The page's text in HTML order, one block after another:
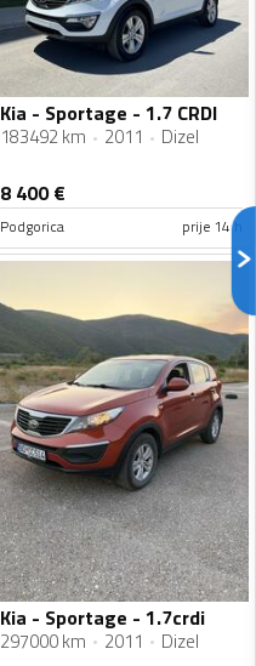
Kia - Sportage - 1.7 CRDI
183492 km 2011 Dizel
8 400€
Podgorica prije 14 h
Kia - Sportage - 1.7crdi
297000 km 2011 Dizel